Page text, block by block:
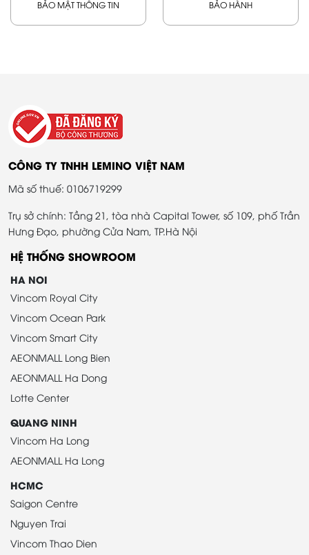
BẢO MẬT THÔNG TIN BẢO HÀNH
CÔNG TY TNHH LEMINO VIỆT NAM
Mã số thuế: 0106719299
Trụ sở chính: Tầng 21, tòa nhà Capital Tower, số 109, phố Trần
Hưng Đạo, phường Cửa Nam, TP.Hà Nội
HỆ THỐNG SHOWROOM
HA NOI
Vincom Royal City
Vincom Ocean Park
Vincom Smart City
AEONMALL Long Bien
AEONMALL Ha Dong
Lotte Center
QUANG NINH
Vincom Ha Long
AEONMALL Ha Long
HCMC
Saigon Centre
Nguyen Trai
Vincom Thao Dien